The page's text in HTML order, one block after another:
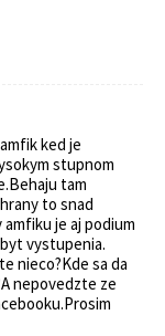
ked je
stupnom
tam
to snad
je aj podium
vystupenia.
nieco?Kde sa da
nepovedzte ze